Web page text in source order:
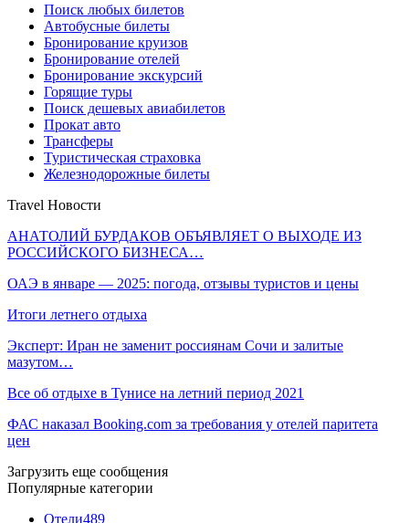
Поиск любых билетов
Автобусные билеты
Бронирование круизов
Бронирование отелей
Бронирование экскурсий
Горящие туры
Поиск дешевых авиабилетов
Прокат авто
Трансферы
Туристическая страховка
Железнодорожные билеты
Travel Новости
АНАТОЛИЙ БУРДАКОВ ОБЪЯВЛЯЕТ О ВЫХОДЕ ИЗ
РОССИЙСКОГО БИЗНЕСА…
ОАЭ в январе — 2025: погода, отзывы туристов и цены
Итоги летнего отдыха
Эксперт: Иран не заменит россиянам Сочи и залитые
мазутом…
Все об отдыхе в Тунисе на летний период 2021
ФАС наказал Booking.com за требования у отелей паритета
цен
Загрузить еще сообщения
Популярные категории
Отели489